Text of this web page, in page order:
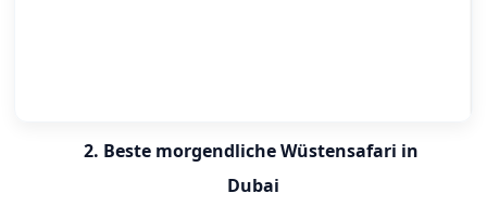
2. Beste morgendliche Wüstensafari in
Dubai